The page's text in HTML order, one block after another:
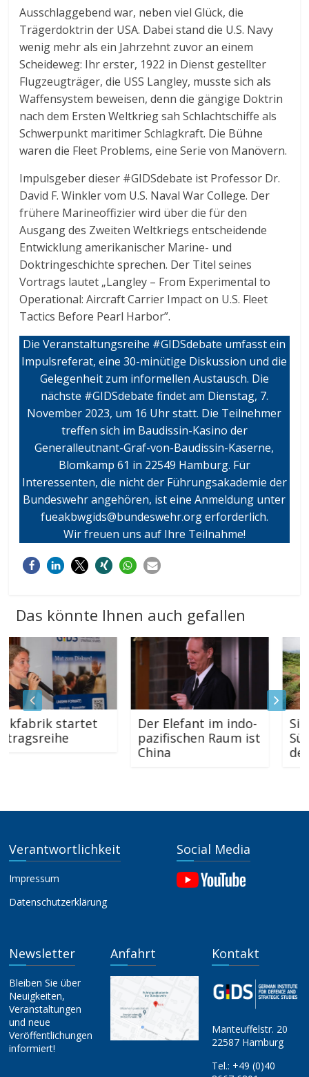
Ausschlaggebend war, neben viel Glück, die
Trägerdoktrin der USA. Dabei stand die U.S. Navy
wenig mehr als ein Jahrzehnt zuvor an einem
Scheideweg: Ihr erster, 1922 in Dienst gestellter
Flugzeugträger, die USS Langley, musste sich als
Waffensystem beweisen, denn die gängige Doktrin
nach dem Ersten Weltkrieg sah Schlachtschiffe als
Schwerpunkt maritimer Schlagkraft. Die Bühne
waren die Fleet Problems, eine Serie von Manövern.
Impulsgeber dieser #GIDSdebate ist Professor Dr.
David F. Winkler vom U.S. Naval War College. Der
frühere Marineoffizier wird über die für den
Ausgang des Zweiten Weltkriegs entscheidende
Entwicklung amerikanischer Marine- und
Doktringeschichte sprechen. Der Titel seines
Vortrags lautet „Langley – From Experimental to
Operational: Aircraft Carrier Impact on U.S. Fleet
Tactics Before Pearl Harbor”.
Die Veranstaltungsreihe #GIDSdebate umfasst ein
Impulsreferat, eine 30-minütige Diskussion und die
Gelegenheit zum informellen Austausch. Die
nächste #GIDSdebate findet am Dienstag, 7.
November 2023, um 16 Uhr statt. Die Teilnehmer
treffen sich im Baudissin-Kasino der
Generalleutnant-Graf-von-Baudissin-Kaserne,
Blomkamp 61 in 22549 Hamburg. Für
Interessenten, die nicht der Führungsakademie der
Bundeswehr angehören, ist eine Anmeldung unter
fueakbwgids@bundeswehr.org erforderlich.
Wir freuen uns auf Ihre Teilnahme!
Das könnte Ihnen auch gefallen
startet
Der Elefant im indo-
pazifischen Raum ist
China
Sicht
der
Verantwortlichkeit
Impressum
Datenschutzerklärung
Social Media
Newsletter
Bleiben Sie über
Neuigkeiten,
Veranstaltungen
und neue
Veröffentlichungen
informiert!
Anfahrt Kontakt
Manteuffelstr. 20
22587 Hamburg
Tel.: +49 (0)40